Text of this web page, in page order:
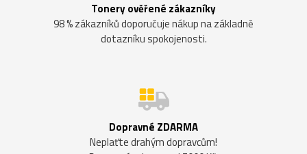
Tonery ověřené zákazníky
98 % zákazníků doporučuje nákup na základně
dotazníku spokojenosti.
Dopravné ZDARMA
Neplaťte drahým dopravcům!